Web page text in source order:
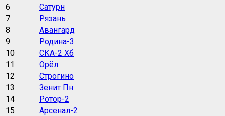
6
Сатурн
7
Рязань
8
Авангард
9
Родина-3
10
СКА-2 Хб
11
Орёл
12
Строгино
13
Зенит Пн
14
Ротор-2
15
Арсенал-2